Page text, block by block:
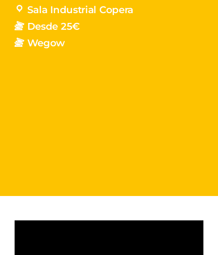
Sala Industrial Copera
Desde 25€
Wegow